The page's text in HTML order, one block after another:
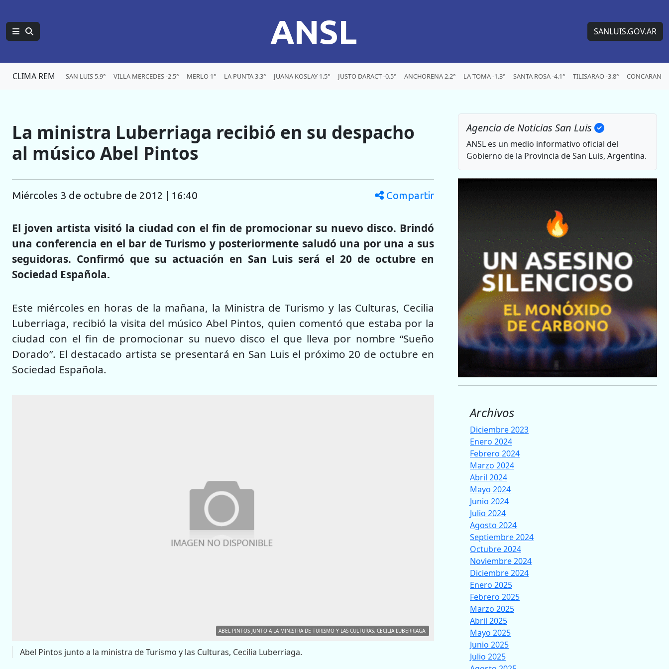
ANSL SANLUIS.GOV.AR
CLIMA REM SAN LUIS 5.9° VILLA MERCEDES -2.5° MERLO 1° LA PUNTA 3.3° JUANA KOSLAY 1.5° JUSTO DARACT -0.5° ANCHORENA 2.2° LA TOMA -1.3° SANTA ROSA -4.1° TILISARAO -3.8° CONCARAN -
La ministra Luberriaga recibió en su despacho
al músico Abel Pintos
miércoles 3 de octubre de 2012 | 16:40 Compartir
El joven artista visitó la ciudad con el fin de promocionar su nuevo disco. Brindó
una conferencia en el bar de Turismo y posteriormente saludó una por una a sus
seguidoras. Confirmó que su actuación en San Luis será el 20 de octubre en
Sociedad Española.
Este miércoles en horas de la mañana, la Ministra de Turismo y las Culturas, Cecilia
Luberriaga, recibió la visita del músico Abel Pintos, quien comentó que estaba por la
ciudad con el fin de promocionar su nuevo disco el que lleva por nombre “Sueño
Dorado”. El destacado artista se presentará en San Luis el próximo 20 de octubre en
Sociedad Española.
ABEL PINTOS JUNTO A LA MINISTRA DE TURISMO Y LAS CULTURAS, CECILIA LUBERRIAGA.
Abel Pintos junto a la ministra de Turismo y las Culturas, Cecilia Luberriaga.
Agencia de Noticias San Luis
ANSL es un medio informativo oficial del
Gobierno de la Provincia de San Luis, Argentina.
Archivos
Diciembre 2023
Enero 2024
Febrero 2024
Marzo 2024
Abril 2024
Mayo 2024
Junio 2024
Julio 2024
Agosto 2024
Septiembre 2024
Octubre 2024
Noviembre 2024
Diciembre 2024
Enero 2025
Febrero 2025
Marzo 2025
Abril 2025
Mayo 2025
Junio 2025
Julio 2025